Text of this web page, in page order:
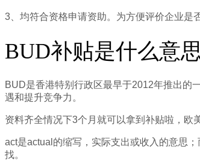
3、均符合资格申请资助。为方便评价企业是
BUD补贴是什么意
BUD是香港特别行政区最早于2012年推出的
遇和提升竞争力。
资料齐全情况下3个月就可以拿到补贴啦，欧
act是actual的缩写，实际支出或收入的意思
找。